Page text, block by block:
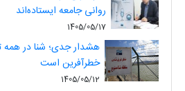
روانی جامعه ایستاده‌اند
1405/05/17
هشدار جدی؛ شنا در همه
خطرآفرین است
1405/05/12